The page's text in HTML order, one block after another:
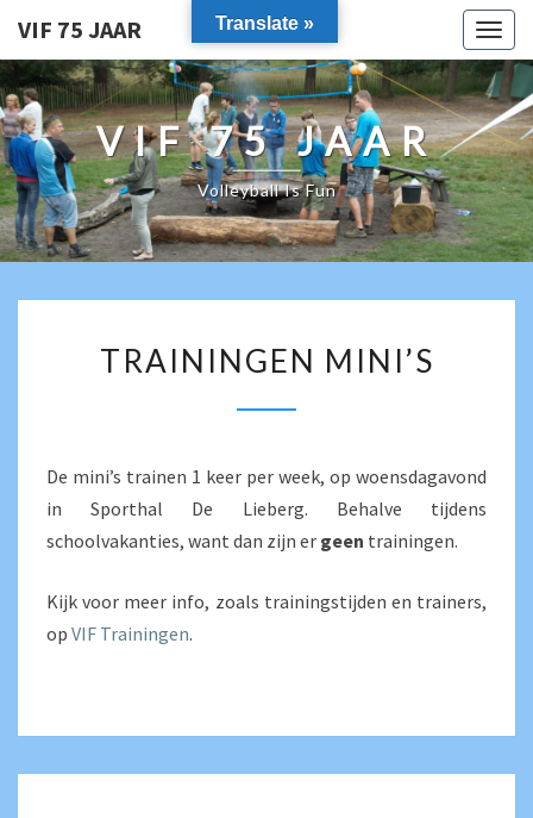
VIF 75 JAAR
VIF 75 JAAR
Volleyball Is Fun
MINI’S
TRAININGEN MINI’S
De mini’s trainen 1 keer per week, op woensdagavond
in Sporthal De Lieberg. Behalve tijdens
schoolvakanties, want dan zijn er geen trainingen.
Kijk voor meer info, zoals trainingstijden en trainers,
op VIF Trainingen.
Translate »